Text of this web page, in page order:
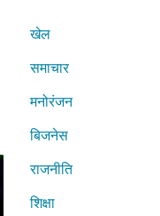
खेल
समाचार
मनोरंजन
बिजनेस
राजनीति
शिक्षा